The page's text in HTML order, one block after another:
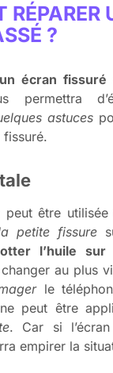
RÉPARER
?
écran fissuré
permettra
astuces
fissuré.
peut être utilisée
petite fissure
l’huile sur
au plus
le
peut être
. Car si
empirer la